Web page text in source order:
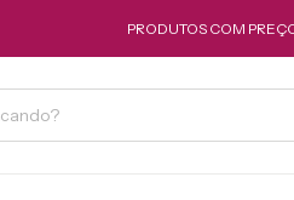
PRODUTOS COM